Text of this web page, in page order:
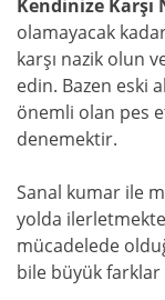
Kendinize Karşı
olamayacak
karşı nazik olun
edin. Bazen eski
önemli olan pes
denemektir.
Sanal kumar ile
yolda
mücadelede
bile büyük